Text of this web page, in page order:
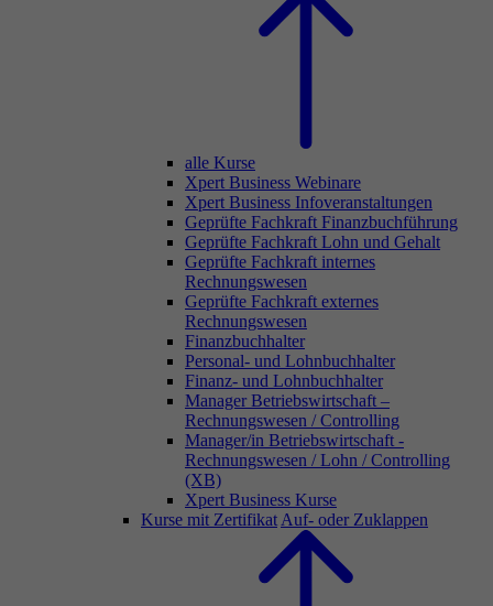
alle Kurse
Xpert Business Webinare
Xpert Business Infoveranstaltungen
Geprüfte Fachkraft Finanzbuchführung
Geprüfte Fachkraft Lohn und Gehalt
Geprüfte Fachkraft internes
Rechnungswesen
Geprüfte Fachkraft externes
Rechnungswesen
Finanzbuchhalter
Personal- und Lohnbuchhalter
Finanz- und Lohnbuchhalter
Manager Betriebswirtschaft –
Rechnungswesen / Controlling
Manager/in Betriebswirtschaft -
Rechnungswesen / Lohn / Controlling
(XB)
Xpert Business Kurse
Kurse mit Zertifikat Auf- oder Zuklappen